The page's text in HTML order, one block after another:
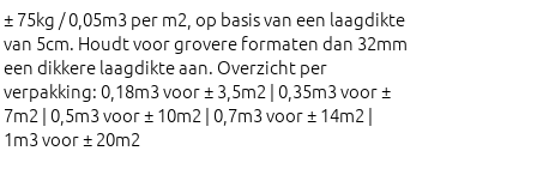
± 75kg / 0,05m3 per m2, op basis van een laagdikte
van 5cm. Houdt voor grovere formaten dan 32mm
een dikkere laagdikte aan. Overzicht per
verpakking: 0,18m3 voor ± 3,5m2 | 0,35m3 voor ±
7m2 | 0,5m3 voor ± 10m2 | 0,7m3 voor ± 14m2 |
1m3 voor ± 20m2